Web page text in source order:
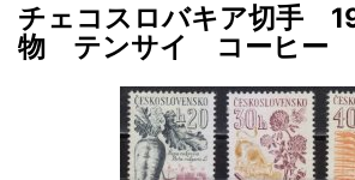
チェコスロバキア切手
物 テンサイ コーヒー